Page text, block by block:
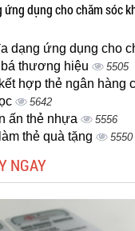
ứng dụng cho chăm sóc
dạng ứng dụng cho
thương hiệu
5505
hợp thẻ ngân hàng
5642
ấn thẻ nhựa 5556
thẻ quà tặng 5550
NGAY